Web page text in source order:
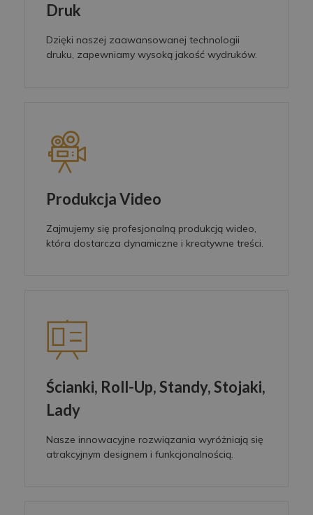
Druk
Dzięki naszej zaawansowanej technologii
druku, zapewniamy wysoką jakość wydruków.
Produkcja Video
Zajmujemy się profesjonalną produkcją wideo,
która dostarcza dynamiczne i kreatywne treści.
Ścianki, Roll-Up, Standy, Stojaki,
Lady
Nasze innowacyjne rozwiązania wyróżniają się
atrakcyjnym designem i funkcjonalnością.